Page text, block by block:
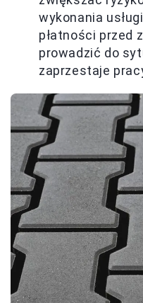
wykonania
płatności przed
prowadzić do
zaprzestaje